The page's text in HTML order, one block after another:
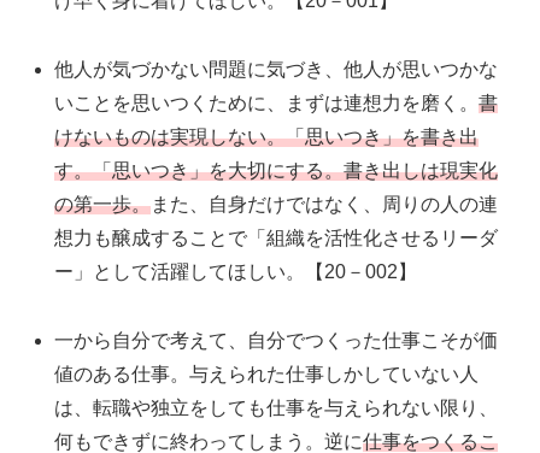
他人が気づかない問題に気づき、他人が思いつかな
いことを思いつくために、まずは連想力を磨く。書
けないものは実現しない。「思いつき」を書き出
す。「思いつき」を大切にする。書き出しは現実化
の第一歩。また、自身だけではなく、周りの人の連
想力も醸成することで「組織を活性化させるリーダ
ー」として活躍してほしい。【20－002】
一から自分で考えて、自分でつくった仕事こそが価
値のある仕事。与えられた仕事しかしていない人
は、転職や独立をしても仕事を与えられない限り、
何もできずに終わってしまう。逆に仕事をつくるこ